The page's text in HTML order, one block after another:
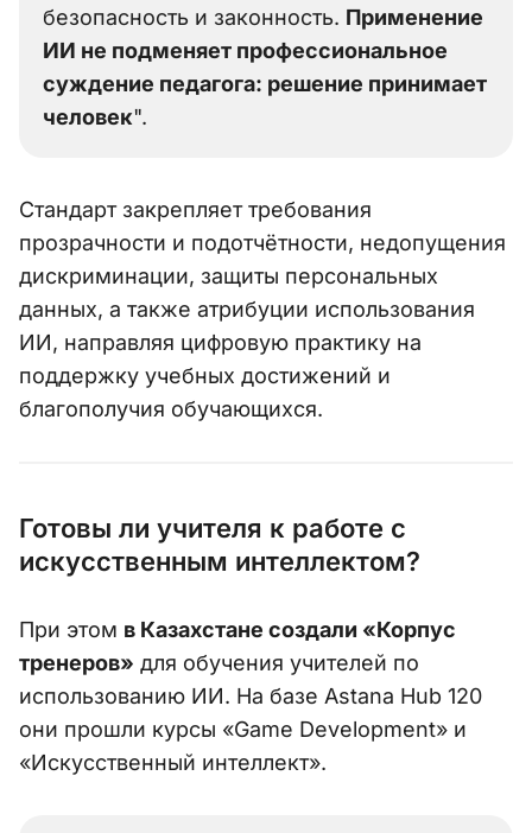
безопасность и законность. Применение
ИИ не подменяет профессиональное
суждение педагога: решение принимает
человек".
Стандарт закрепляет требования
прозрачности и подотчётности, недопущения
дискриминации, защиты персональных
данных, а также атрибуции использования
ИИ, направляя цифровую практику на
поддержку учебных достижений и
благополучия обучающихся.
Готовы ли учителя к работе с
искусственным интеллектом?
При этом в Казахстане создали «Корпус
тренеров» для обучения учителей по
использованию ИИ. На базе Astana Hub 120
они прошли курсы «Game Development» и
«Искусственный интеллект».